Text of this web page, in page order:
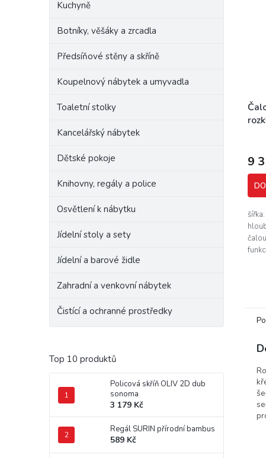
Kuchyně
Botníky, věšáky a zrcadla
Předsíňové stěny a skříně
Koupelnový nábytek a umyvadla
Toaletní stolky
Kancelářský nábytek
Dětské pokoje
Knihovny, regály a police
Osvětlení k nábytku
Jídelní stoly a sety
Jídelní a barové židle
Zahradní a venkovní nábytek
Čistící a ochranné prostředky
Top 10 produktů
Policová skříň OLIV 2D dub
sonoma
3 179 Kč
Regál SURIN přírodní bambus
589 Kč
9